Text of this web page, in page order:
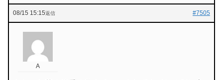
08/15 15:15 #7505
返信
A